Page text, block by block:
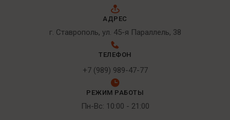
АДРЕС
г. Ставрополь, ул. 45-я Параллель, 38
ТЕЛЕФОН
+7 (989) 989-47-77
РЕЖИМ РАБОТЫ
Пн-Вс: 10:00 - 21:00